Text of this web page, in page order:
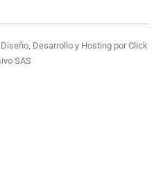
Desarrollo y Hosting porClick
SAS